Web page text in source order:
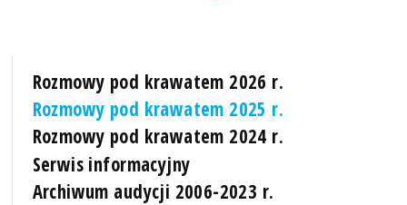
Rozmowy pod krawatem 2026 r.
Rozmowy pod krawatem 2025 r.
Rozmowy pod krawatem 2024 r.
Serwis informacyjny
Archiwum audycji 2006-2023 r.